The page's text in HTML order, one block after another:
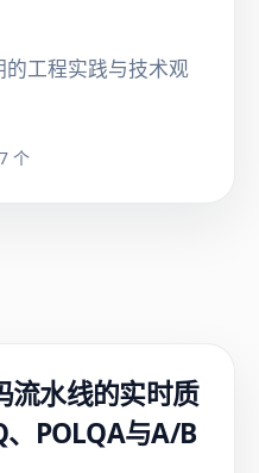
工程实践与技术观
个
流水线的实时质
、POLQA与A/B